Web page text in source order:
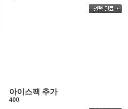
아이스팩 추가
400